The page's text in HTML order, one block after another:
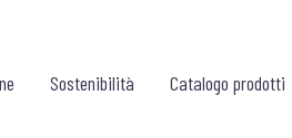
Sostenibilità Catalogo prodotti